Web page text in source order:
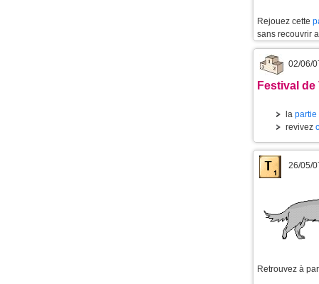
Rejouez cette
sans recouvrir
02/06/
Festival
la partie
revivez
26/05/
Retrouvez à